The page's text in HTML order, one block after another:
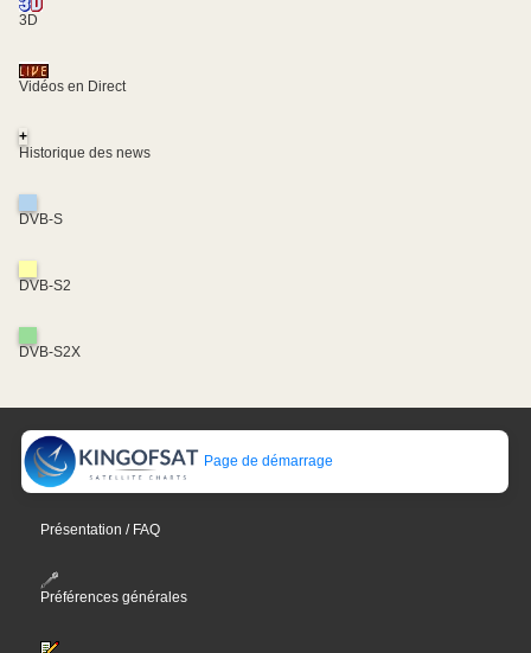
3D
Vidéos en Direct
+
Historique des news
DVB-S
DVB-S2
DVB-S2X
Page de démarrage
Présentation / FAQ
Préférences générales